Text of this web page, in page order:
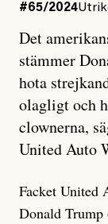
#65/2024
Det
stämmer
hota
olagligt och
clownerna,
United Auto
Facket United
Donald